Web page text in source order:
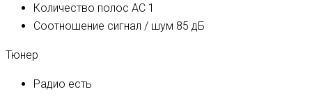
Количество полос AC 1
Соотношение сигнал / шум 85 дБ
Тюнер
Радио есть